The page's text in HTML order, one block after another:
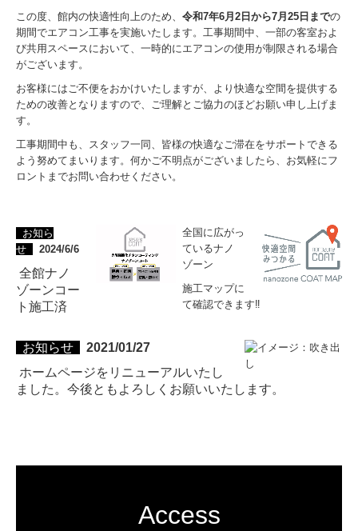
この度、館内の快適性向上のため、 令和7年6月2日から7月25日までの
期間でエアコン工事を実施いたします。工事期間中、一部の客室およ
び共用スペースにおいて、一時的にエアコンの使用が制限される場合
がございます。
お客様にはご不便をおかけいたしますが、より快適な空間を提供する
ための改善となりますので、ご理解とご協力のほどお願い申し上げま
す。
工事期間中も、スタッフ一同、皆様の快適なご滞在をサポートできる
よう努めてまいります。何かご不明点がございましたら、お気軽にフ
ロントまでお問い合わせください。
お知ら
せ
2024/6/6
全館ナノ
ゾーンコー
ト施工済
全国に広がっ
ているナノ
ゾーン
施工マップに
て確認できます‼️
お知らせ
2021/01/27
ホームページをリニューアルいたし
ました。今後ともよろしくお願いいたします。
Access